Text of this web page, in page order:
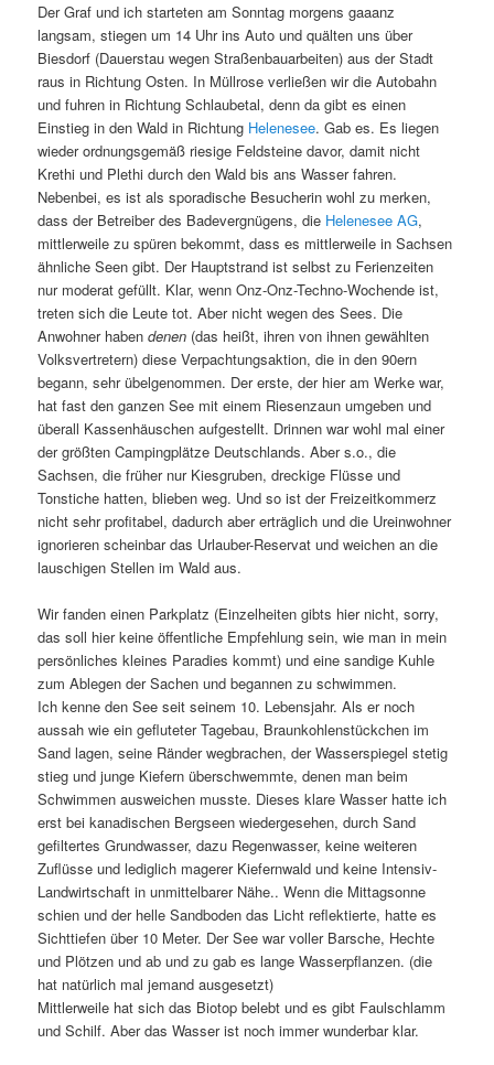
Der Graf und ich starteten am Sonntag morgens gaaanz
langsam, stiegen um 14 Uhr ins Auto und quälten uns über
Biesdorf (Dauerstau wegen Straßenbauarbeiten) aus der Stadt
raus in Richtung Osten. In Müllrose verließen wir die Autobahn
und fuhren in Richtung Schlaubetal, denn da gibt es einen
Einstieg in den Wald in Richtung Helenesee. Gab es. Es liegen
wieder ordnungsgemäß riesige Feldsteine davor, damit nicht
Krethi und Plethi durch den Wald bis ans Wasser fahren.
Nebenbei, es ist als sporadische Besucherin wohl zu merken,
dass der Betreiber des Badevergnügens, die Helenesee AG,
mittlerweile zu spüren bekommt, dass es mittlerweile in Sachsen
ähnliche Seen gibt. Der Hauptstrand ist selbst zu Ferienzeiten
nur moderat gefüllt. Klar, wenn Onz-Onz-Techno-Wochende ist,
treten sich die Leute tot. Aber nicht wegen des Sees. Die
Anwohner habendenen (das heißt, ihren von ihnen gewählten
Volksvertretern) diese Verpachtungsaktion, die in den 90ern
begann, sehr übelgenommen. Der erste, der hier am Werke war,
hat fast den ganzen See mit einem Riesenzaun umgeben und
überall Kassenhäuschen aufgestellt. Drinnen war wohl mal einer
der größten Campingplätze Deutschlands. Aber s.o., die
Sachsen, die früher nur Kiesgruben, dreckige Flüsse und
Tonstiche hatten, blieben weg. Und so ist der Freizeitkommerz
nicht sehr profitabel, dadurch aber erträglich und die Ureinwohner
ignorieren scheinbar das Urlauber-Reservat und weichen an die
lauschigen Stellen im Wald aus.
Wir fanden einen Parkplatz (Einzelheiten gibts hier nicht, sorry,
das soll hier keine öffentliche Empfehlung sein, wie man in mein
persönliches kleines Paradies kommt) und eine sandige Kuhle
zum Ablegen der Sachen und begannen zu schwimmen.
Ich kenne den See seit seinem 10. Lebensjahr. Als er noch
aussah wie ein gefluteter Tagebau, Braunkohlenstückchen im
Sand lagen, seine Ränder wegbrachen, der Wasserspiegel stetig
stieg und junge Kiefern überschwemmte, denen man beim
Schwimmen ausweichen musste. Dieses klare Wasser hatte ich
erst bei kanadischen Bergseen wiedergesehen, durch Sand
gefiltertes Grundwasser, dazu Regenwasser, keine weiteren
Zuflüsse und lediglich magerer Kiefernwald und keine Intensiv-
Landwirtschaft in unmittelbarer Nähe.. Wenn die Mittagsonne
schien und der helle Sandboden das Licht reflektierte, hatte es
Sichttiefen über 10 Meter. Der See war voller Barsche, Hechte
und Plötzen und ab und zu gab es lange Wasserpflanzen. (die
hat natürlich mal jemand ausgesetzt)
Mittlerweile hat sich das Biotop belebt und es gibt Faulschlamm
und Schilf. Aber das Wasser ist noch immer wunderbar klar.